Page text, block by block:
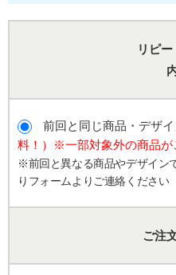
リピ
前回と同じ商品・デザ
料！）※一部対象外の商品が
※前回と異なる商品やデザイン
りフォームよりご連絡ください
ご注